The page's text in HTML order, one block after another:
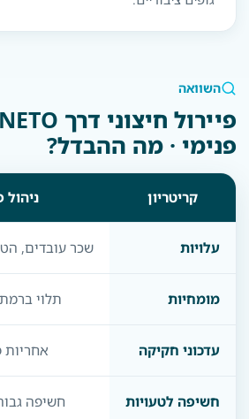
השוואה
פנימי · מה ההבדל?
קריטריון ניהול
עלויות שכר עובדים,
מומחיות תלוי
עדכוני חקיקה אחריות
חשיפה לטעויות חשיפה